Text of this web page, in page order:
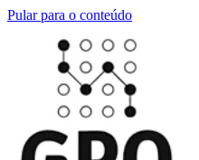
Pular para o conteúdo